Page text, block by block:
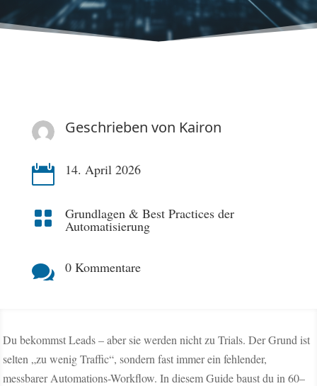
Geschrieben von Kairon
 14. April 2026
 Grundlagen & Best Practices der
Automatisierung
 0 Kommentare
Du bekommst Leads – aber sie werden nicht zu Trials. Der Grund ist
selten „zu wenig Traffic“, sondern fast immer ein fehlender,
messbarer Automations-Workflow. In diesem Guide baust du in 60–